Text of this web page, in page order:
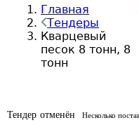
Главная
Тендеры
Кварцевый
песок 8 тонн, 8
тонн
Тендер отменён Несколько